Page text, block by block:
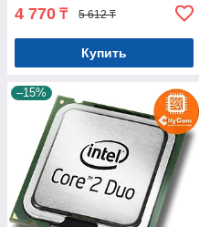
4 770 ₸ 5 612 ₸
Купить
–15%